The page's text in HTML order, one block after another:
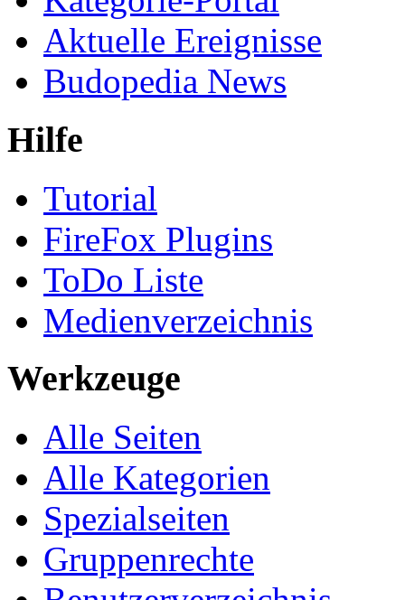
Aktuelle Ereignisse
Budopedia News
Hilfe
Tutorial
FireFox Plugins
ToDo Liste
Medienverzeichnis
Werkzeuge
Alle Seiten
Alle Kategorien
Spezialseiten
Gruppenrechte